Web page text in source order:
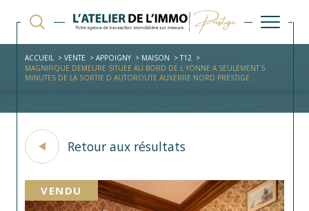
ACCUEIL VENTE APPOIGNY MAISON
T12
MAGNIFIQUE DEMEURE SITUEE AU BORD DE L YONNE A SEULEMENT 5
MINUTES DE LA SORTIE D AUTOROUTE AUXERRE NORD PRESTIGE
Retour aux résultats
VENDU